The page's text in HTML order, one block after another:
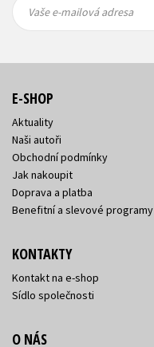
mailová
mailová
Vaše e-mailová adresa
E-SHOP
Aktuality
Naši autoři
Obchodní podmínky
Jak nakoupit
Doprava a platba
Benefitní a slevové programy
KONTAKTY
Kontakt na e-shop
Sídlo společnosti
O NÁS